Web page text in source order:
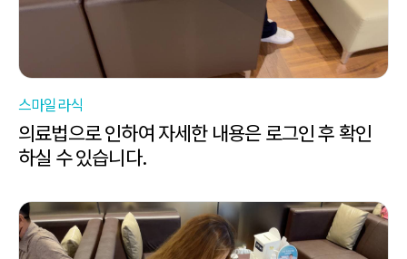
스마일라식
의료법으로 인하여 자세한 내용은 로그인 후 확인
하실 수 있습니다.